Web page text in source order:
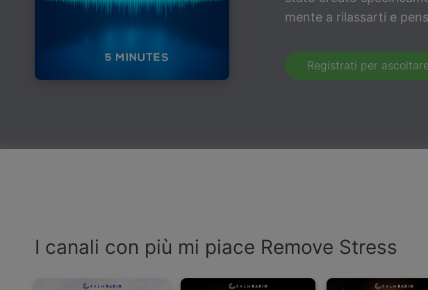
mente a rilassarti e
Registrati per
I canali con più mi piace Remove Stress